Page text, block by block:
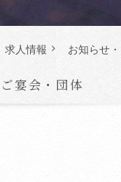
求人情報 お知らせ・
ご宴会・団体